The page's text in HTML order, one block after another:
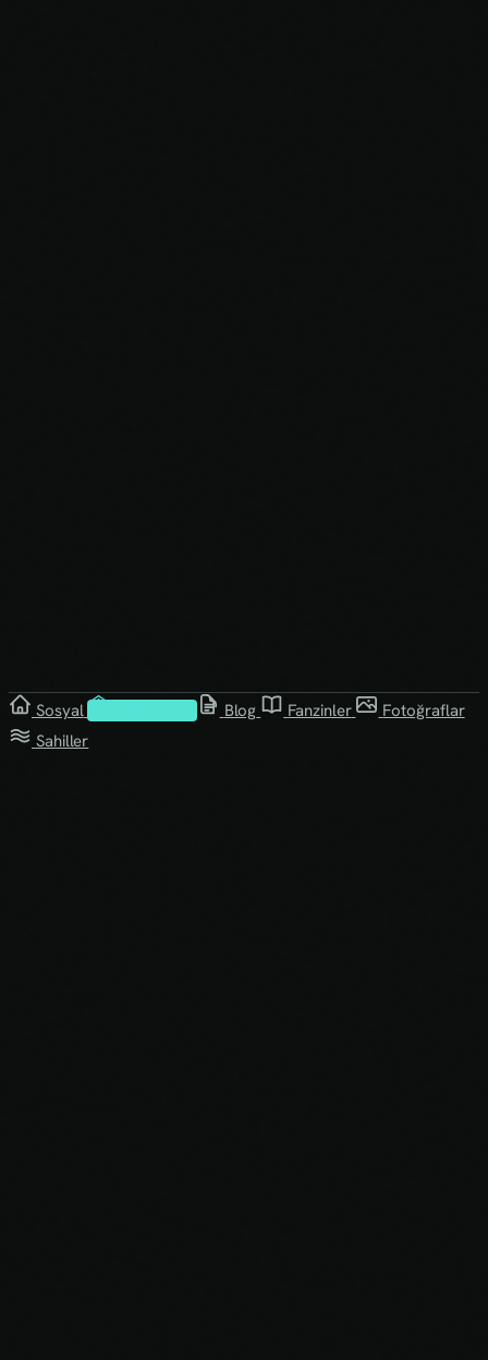
Sosyal Blog Fanzinler
Fotoğraflar
Sahiller